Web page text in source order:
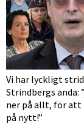
Vi har lyckligt
Strindbergs anda:
ner på allt, för att
på nytt!”